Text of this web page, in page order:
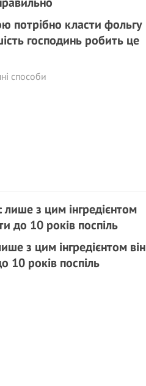
потрібно класти фольгу
господинь робить це
способи
з цим інгредієнтом він
10 років поспіль